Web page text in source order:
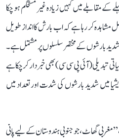
کے مقابلے میں کہیں زیادہ غیر مستحکم ہو چکا
کر رہا ہے کہ اب بارش کا انداز طویل
بارشوں کے مختصر سلسلوں پر مشتمل ہے۔
تبدیلی (آئی پی سی سی) بھی خبردار کر چکا ہے
میں شدید بارشوں کی شدت اور تعداد میں
گھاٹ، جو جنوبی ہندوستان کے لیے پانی